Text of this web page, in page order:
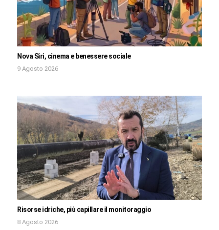
Nova Siri, cinema e benessere sociale
9 Agosto 2026
Risorse idriche, più capillare il monitoraggio
8 Agosto 2026